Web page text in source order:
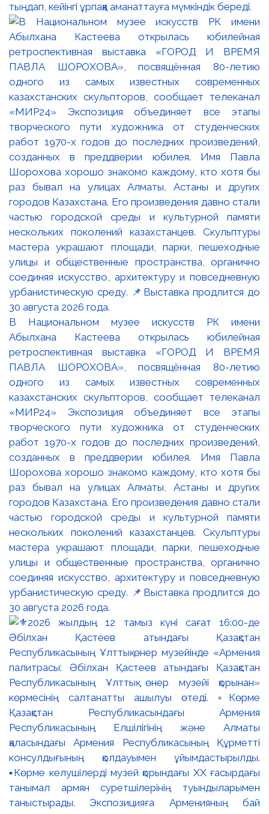
тыңдап, кейінгі ұрпаққа аманаттауға мүмкіндік береді.
В Национальном музее искусств РК имени
Абылхана Кастеева открылась юбилейная
ретроспективная выставка «ГОРОД И ВРЕМЯ
ПАВЛА ШОРОХОВА», посвящённая 80-летию
одного из самых известных современных
казахстанских скульпторов, сообщает телеканал
«МИР24» Экспозиция объединяет все этапы
творческого пути художника от студенческих
работ 1970-х годов до последних произведений,
созданных в преддверии юбилея. Имя Павла
Шорохова хорошо знакомо каждому, кто хотя бы
раз бывал на улицах Алматы, Астаны и других
городов Казахстана. Его произведения давно стали
частью городской среды и культурной памяти
нескольких поколений казахстанцев. Скульптуры
мастера украшают площади, парки, пешеходные
улицы и общественные пространства, органично
соединяя искусство, архитектуру и повседневную
урбанистическую среду. 📌Выставка продлится до
30 августа 2026 года.